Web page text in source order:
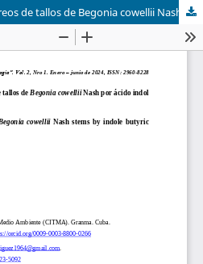
Estimulación de brotes aéreos de tallos de Begonia cowellii Nash por ácido indol butírico